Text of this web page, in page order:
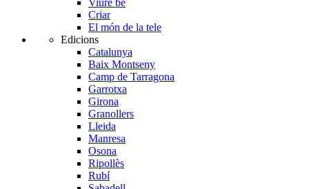
Viure bé
Criar
El món de la tele
Edicions
Catalunya
Baix Montseny
Camp de Tarragona
Garrotxa
Girona
Granollers
Lleida
Manresa
Osona
Ripollès
Rubí